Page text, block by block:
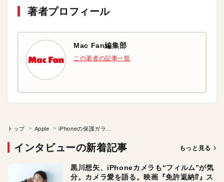
著者プロフィール
Mac Fan編集部
この著者の記事一覧
トップ Apple
インタビューの新着記事 もっと見る
黒川想矢、iPhoneカメラも“フィルム”が気
分。カメラ愛を語る。映画『免許返納⁉︎』ス